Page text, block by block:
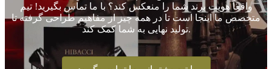
واقعاً هویت برند شما را منعکس کند؟ با ما تماس بگیرید! تیم
متخصص ما اینجا است تا در همه چیز از مفاهیم طراحی گرفته تا
تولید نهایی به شما کمک کند.